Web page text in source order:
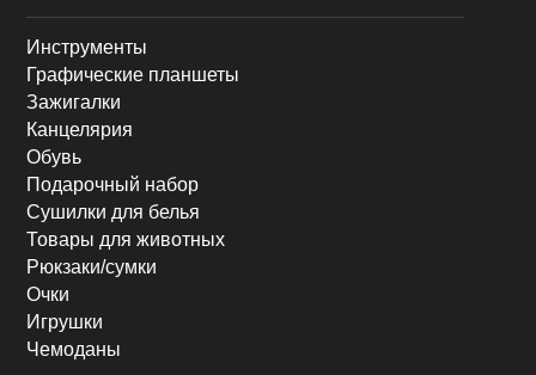
Инструменты
Графические планшеты
Зажигалки
Канцелярия
Обувь
Подарочный набор
Сушилки для белья
Товары для животных
Рюкзаки/сумки
Очки
Игрушки
Чемоданы